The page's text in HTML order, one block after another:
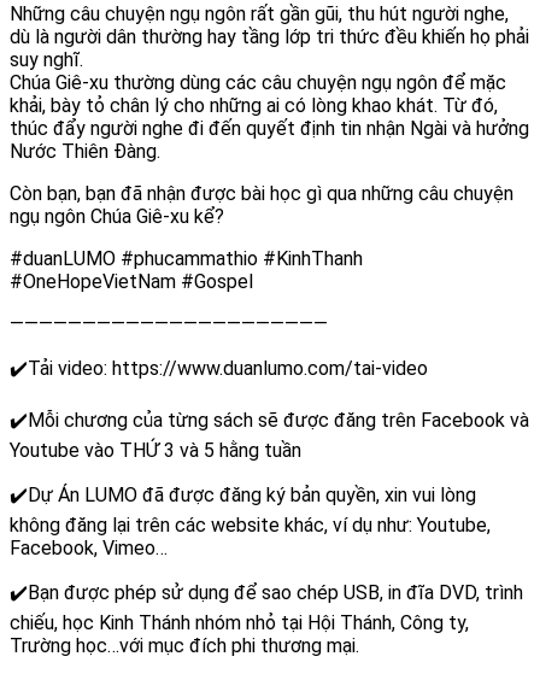
Những câu chuyện ngụ ngôn rất gần gũi, thu hút người nghe,
dù là người dân thường hay tầng lớp tri thức đều khiến họ phải
suy nghĩ.
Chúa Giê-xu thường dùng các câu chuyện ngụ ngôn để mặc
khải, bày tỏ chân lý cho những ai có lòng khao khát. Từ đó,
thúc đẩy người nghe đi đến quyết định tin nhận Ngài và hưởng
Nước Thiên Đàng.
Còn bạn, bạn đã nhận được bài học gì qua những câu chuyện
ngụ ngôn Chúa Giê-xu kể?
#duanLUMO #phucammathio #KinhThanh
#OneHopeVietNam #Gospel
——————————————————————
✔️Tải video: https://www.duanlumo.com/tai-video
✔️Mỗi chương của từng sách sẽ được đăng trên Facebook và
Youtube vào THỨ 3 và 5 hằng tuần
✔️Dự Án LUMO đã được đăng ký bản quyền, xin vui lòng
không đăng lại trên các website khác, ví dụ như: Youtube,
Facebook, Vimeo…
✔️Bạn được phép sử dụng để sao chép USB, in đĩa DVD, trình
chiếu, học Kinh Thánh nhóm nhỏ tại Hội Thánh, Công ty,
Trường học…với mục đích phi thương mại.